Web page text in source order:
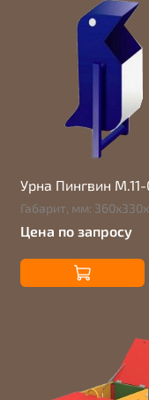
Урна Пингвин
Габарит, мм:
Цена по запросу